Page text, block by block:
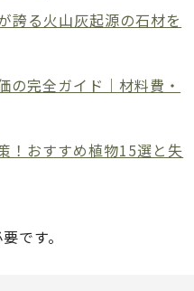
誇る火山灰起源の石材を
の完全ガイド｜材料費・
！おすすめ植物15選と失
です。